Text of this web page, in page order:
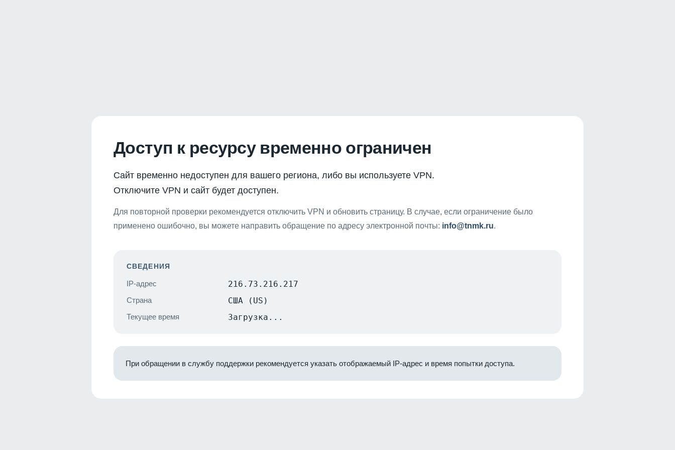
Доступ к ресурсу временно ограничен
Сайт временно недоступен для вашего региона, либо вы используете VPN.
Отключите VPN и сайт будет доступен.
Для повторной проверки рекомендуется отключить VPN и обновить страницу. В случае, если ограничение было
применено ошибочно, вы можете направить обращение по адресу электронной почты: info@tnmk.ru.
СВЕДЕНИЯ
IP-адрес 216.73.216.217
Страна США (US)
Текущее время Загрузка...
При обращении в службу поддержки рекомендуется указать отображаемый IP-адрес и время попытки доступа.